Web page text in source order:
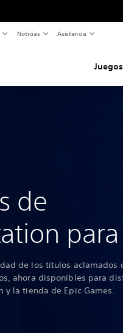
Noticias Asistencia
de
para
de los títulos aclamados
ahora disponibles para
y la tienda de Epic Games.